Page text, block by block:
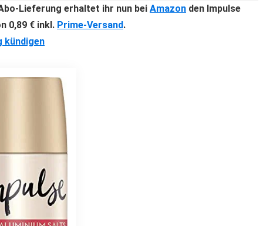
Lieferung erhaltet ihr nun bei Amazon den Impulse
0,89 € inkl. Prime-Versand.
kündigen